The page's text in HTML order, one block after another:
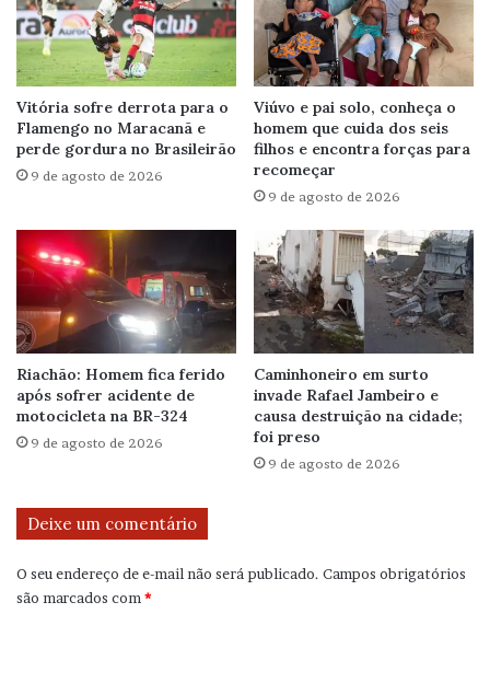
Vitória sofre derrota para o
Flamengo no Maracanã e
perde gordura no Brasileirão
9 de agosto de 2026
Viúvo e pai solo, conheça o
homem que cuida dos seis
filhos e encontra forças para
recomeçar
9 de agosto de 2026
Riachão: Homem fica ferido
após sofrer acidente de
motocicleta na BR-324
9 de agosto de 2026
Caminhoneiro em surto
invade Rafael Jambeiro e
causa destruição na cidade;
foi preso
9 de agosto de 2026
Deixe um comentário
O seu endereço de e-mail não será publicado. Campos obrigatórios
são marcados com *